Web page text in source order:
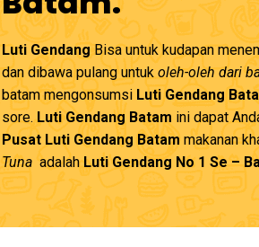
Luti GendangBisa untuk kudapan
dan dibawa pulang untuk oleh-oleh dari
batam mengonsumsi Luti Gendang
sore.Luti Gendang Batam ini dapat
Pusat Luti Gendang Batam makanan
TunaadalahLuti Gendang No 1 Se –